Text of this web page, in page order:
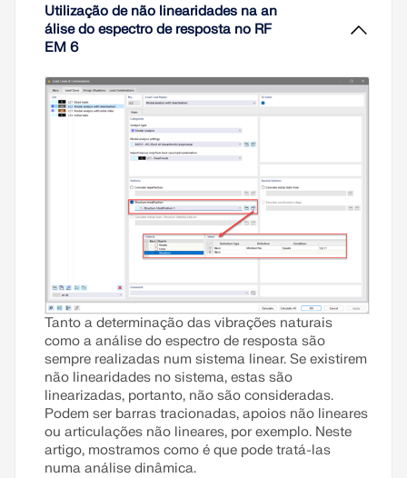
Utilização de não linearidades na an
álise do espectro de resposta no RF
EM 6
Tanto a determinação das vibrações naturais
como a análise do espectro de resposta são
sempre realizadas num sistema linear. Se existirem
não linearidades no sistema, estas são
linearizadas, portanto, não são consideradas.
Podem ser barras tracionadas, apoios não lineares
ou articulações não lineares, por exemplo. Neste
artigo, mostramos como é que pode tratá-las
numa análise dinâmica.